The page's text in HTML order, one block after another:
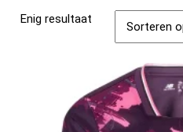
Enig resultaat